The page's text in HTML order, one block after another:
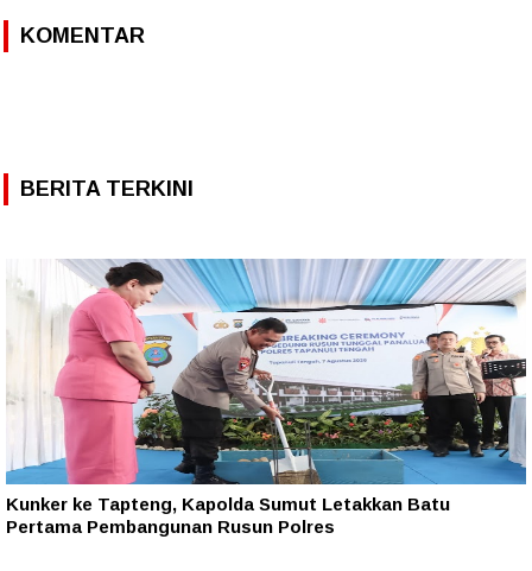
KOMENTAR
BERITA TERKINI
Kunker ke Tapteng, Kapolda Sumut Letakkan Batu
Pertama Pembangunan Rusun Polres